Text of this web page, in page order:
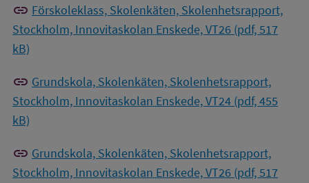
link Förskoleklass, Skolenkäten, Skolenhetsrapport,
Stockholm, Innovitaskolan Enskede, VT26 (pdf, 517
kB)
link Grundskola, Skolenkäten, Skolenhetsrapport,
Stockholm, Innovitaskolan Enskede, VT24 (pdf, 455
kB)
link Grundskola, Skolenkäten, Skolenhetsrapport,
Stockholm, Innovitaskolan Enskede, VT26 (pdf, 517